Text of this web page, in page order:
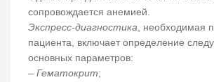
сопровождается анемией.
Экспресс-диагностика, необходимая
пациента, включает определение
основных параметров:
– Гематокрит;